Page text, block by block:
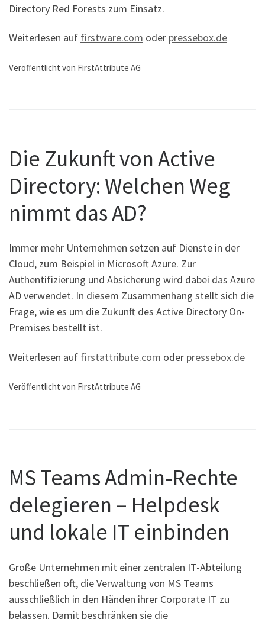
Directory Red Forests zum Einsatz.
Weiterlesen auf firstware.com oder pressebox.de
Veröffentlicht von FirstAttribute AG
Die Zukunft von Active
Directory: Welchen Weg
nimmt das AD?
Immer mehr Unternehmen setzen auf Dienste in der
Cloud, zum Beispiel in Microsoft Azure. Zur
Authentifizierung und Absicherung wird dabei das Azure
AD verwendet. In diesem Zusammenhang stellt sich die
Frage, wie es um die Zukunft des Active Directory On-
Premises bestellt ist.
Weiterlesen auf firstattribute.com oder pressebox.de
Veröffentlicht von FirstAttribute AG
MS Teams Admin-Rechte
delegieren – Helpdesk
und lokale IT einbinden
Große Unternehmen mit einer zentralen IT-Abteilung
beschließen oft, die Verwaltung von MS Teams
ausschließlich in den Händen ihrer Corporate IT zu
belassen. Damit beschränken sie die